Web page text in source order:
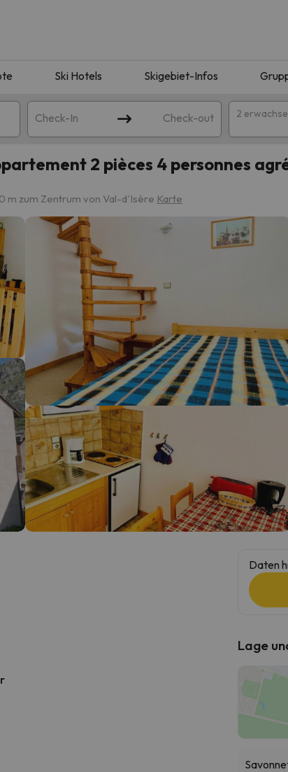
Ski Hotels Skigebiet-Infos
Check-In Check-out 2
Ihrer Suche entsprechen. Versuchen Sie, das Ziel zu
Sobald er seinen Kompass gefunden hat, wird er zurück
2 pièces 4 personnes
m zum Zentrum von Val-d'Isère Karte
Daten
Lage